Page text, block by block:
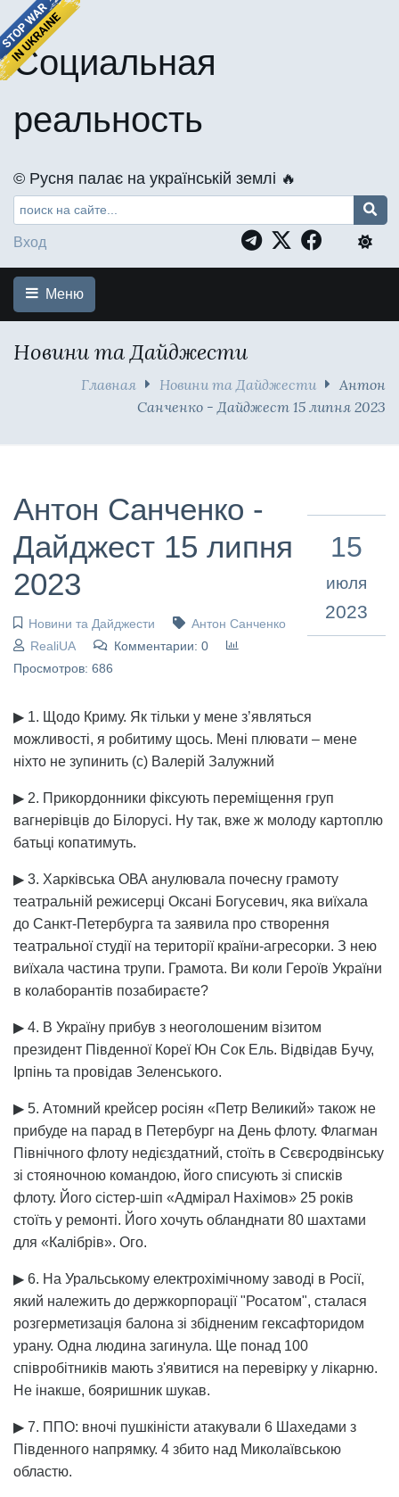
Социальная
реальность
©️ Русня палає на українській землі 🔥
Вход
Меню
Новини та Дайджести
Главная Новини та Дайджести
Антон
Санченко - Дайджест 15 липня 2023
Антон Санченко -
Дайджест 15 липня
2023
Новини та Дайджести
Антон Санченко
RealiUA
Комментарии: 0
Просмотров: 686
15
июля
2023
▶ 1. Щодо Криму. Як тільки у мене з’являться
можливості, я робитиму щось. Мені плювати – мене
ніхто не зупинить (с) Валерій Залужний
▶ 2. Прикордонники фіксують переміщення груп
вагнерівців до Білорусі. Ну так, вже ж молоду картоплю
батьці копатимуть.
▶ 3. Харківська ОВА анулювала почесну грамоту
театральній режисерці Оксані Богусевич, яка виїхала
до Санкт-Петербурга та заявила про створення
театральної студії на території країни-агресорки. З нею
виїхала частина трупи. Грамота. Ви коли Героїв України
в колаборантів позабираєте?
▶ 4. В Україну прибув з неоголошеним візитом
президент Південної Кореї Юн Сок Ель. Відвідав Бучу,
Ірпінь та провідав Зеленського.
▶ 5. Атомний крейсер росіян «Петр Великий» також не
прибуде на парад в Петербург на День флоту. Флагман
Північного флоту недієздатний, стоїть в Сєвєродвінську
зі стояночною командою, його списують зі списків
флоту. Його сістер-шіп «Адмірал Нахімов» 25 років
стоїть у ремонті. Його хочуть обланднати 80 шахтами
для «Калібрів». Ого.
▶ 6. На Уральському електрохімічному заводі в Росії,
який належить до держкорпорації "Росатом", сталася
розгерметизація балона зі збідненим гексафторидом
урану. Одна людина загинула. Ще понад 100
співробітників мають з'явитися на перевірку у лікарню.
Не інакше, бояришник шукав.
▶ 7. ППО: вночі пушкіністи атакували 6 Шахедами з
Південного напрямку. 4 збито над Миколаївською
областю.